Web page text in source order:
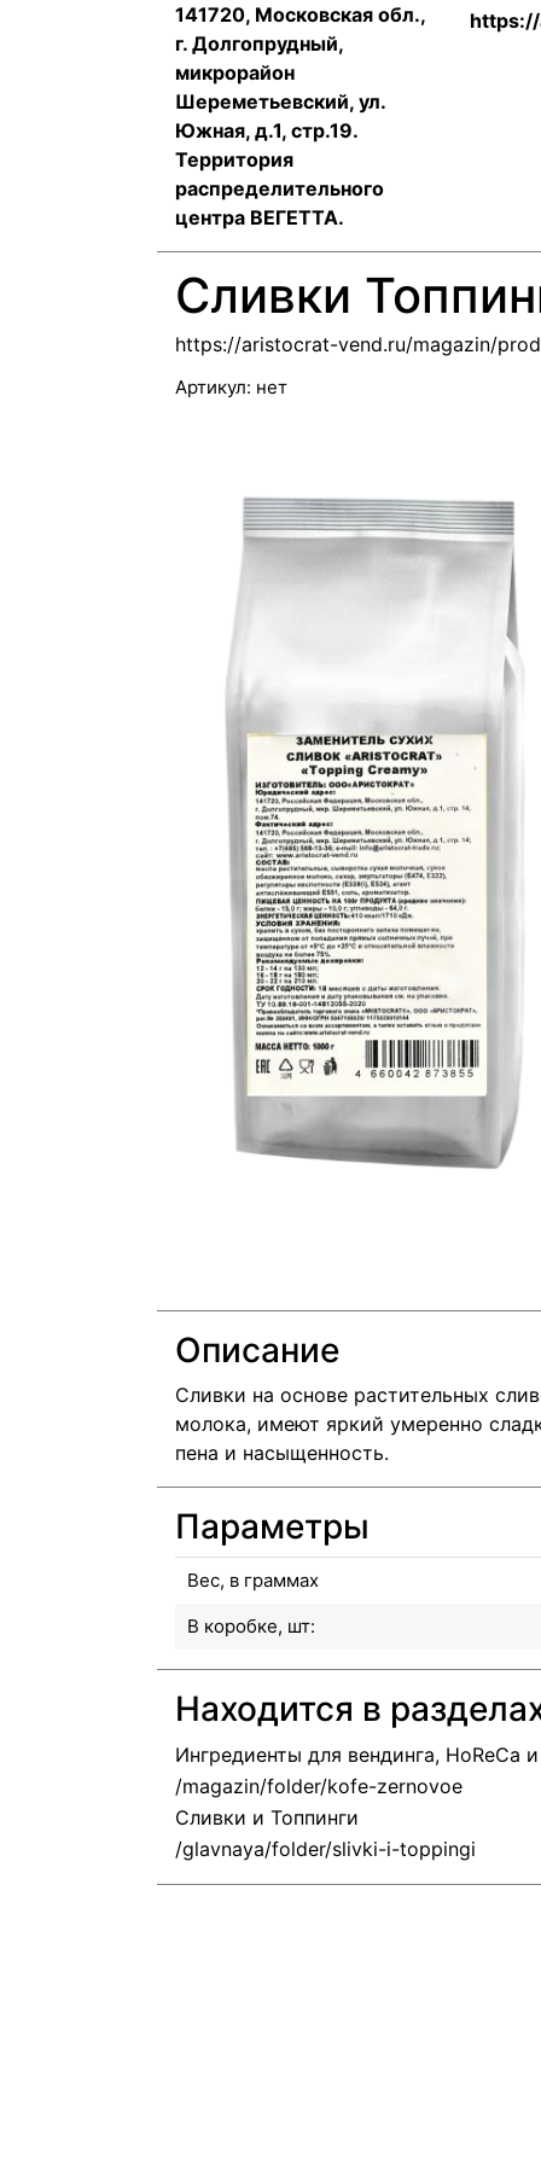
141720, Московская обл.,
г. Долгопрудный,
микрорайон
Шереметьевский, ул.
Южная, д.1, стр.19.
Территория
распределительного
центра ВЕГЕТТА.
Сливки
https://aristocrat-vend.ru/magazin/
Артикул: нет
Описание
Сливки на основе растительных
молока, имеют яркий умеренно
пена и насыщенность.
Параметры
Вес, в граммах
В коробке, шт:
Находится в
Ингредиенты для вендинга, HoReCa
Сливки и Топпинги